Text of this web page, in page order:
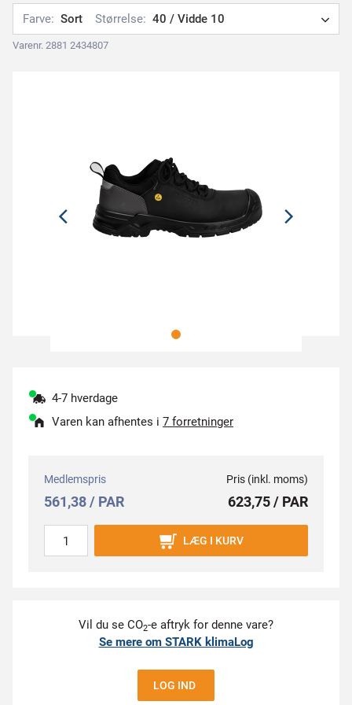
Farve: Sort Størrelse: 40 / Vidde 10
Varenr. 2881 2434807
4-7 hverdage
Varen kan afhentes i 7 forretninger
Medlemspris
561,38 / PAR
Pris (inkl. moms)
623,75 / PAR
LÆG I KURV
Vil du se CO2-e aftryk for denne vare?
Se mere om STARK klimaLog
LOG IND